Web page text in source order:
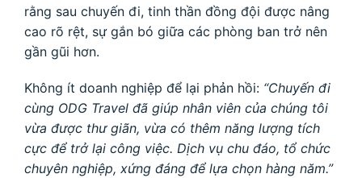
rằng sau chuyến đi, tinh thần đồng đội được nâng
cao rõ rệt, sự gắn bó giữa các phòng ban trở nên
gần gũi hơn.
Không ít doanh nghiệp để lại phản hồi: “Chuyến đi
cùng ODG Travel đã giúp nhân viên của chúng tôi
vừa được thư giãn, vừa có thêm năng lượng tích
cực để trở lại công việc. Dịch vụ chu đáo, tổ chức
chuyên nghiệp, xứng đáng để lựa chọn hàng năm.”